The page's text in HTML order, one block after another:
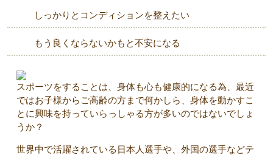
しっかりとコンディションを整えたい
もう良くならないかもと不安になる
スポーツをすることは、身体も心も健康的になる為、最近
ではお子様からご高齢の方まで何かしら、身体を動かすこ
とに興味を持っていらっしゃる方が多いのではないでしょ
うか？
世界中で活躍されている日本人選手や、外国の選手などテ